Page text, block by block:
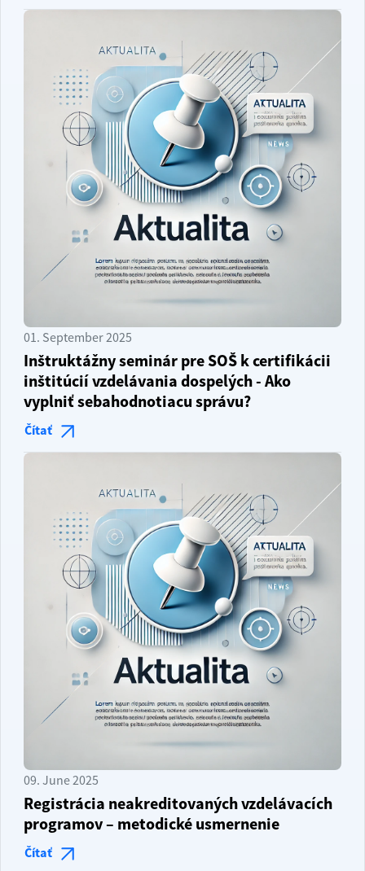
01. September 2025
Inštruktážny seminár pre SOŠ k certifikácii
inštitúcií vzdelávania dospelých - Ako
vyplniť sebahodnotiacu správu?
Čítať
09. June 2025
Registrácia neakreditovaných vzdelávacích
programov – metodické usmernenie
Čítať